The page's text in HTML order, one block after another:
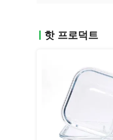
핫 프로덕트